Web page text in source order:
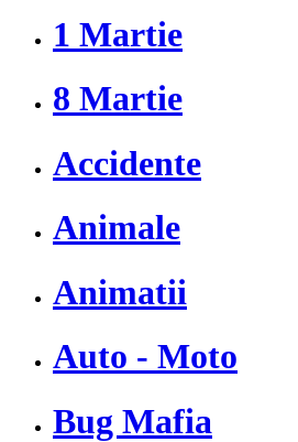
1 Martie
8 Martie
Accidente
Animale
Animatii
Auto - Moto
Bug Mafia